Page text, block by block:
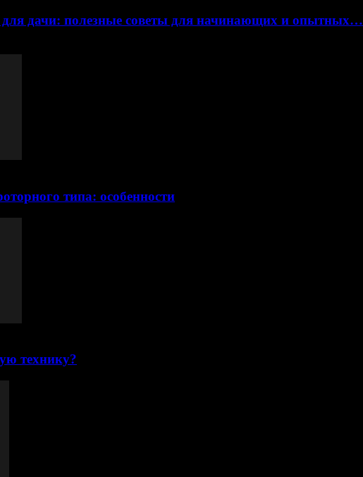
дачи: полезные советы для начинающих и опытных…
типа: особенности
технику?